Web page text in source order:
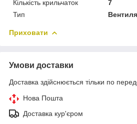
Кількість крильчаток
7
Тип
Приховати
Умови доставки
Доставка здійснюється тільки по
Нова Пошта
Доставка кур'єром